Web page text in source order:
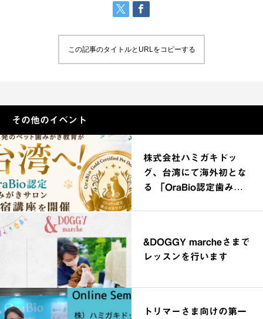
この記事のタイトルとURLをコピーする
その他のイベント
株式会社ハミガキドッ
グ、台湾にて海外初とな
る 「OraBio認定歯みが
&DOGGY marcheさまで
レッスンを行います
トリマーさま向けの第一